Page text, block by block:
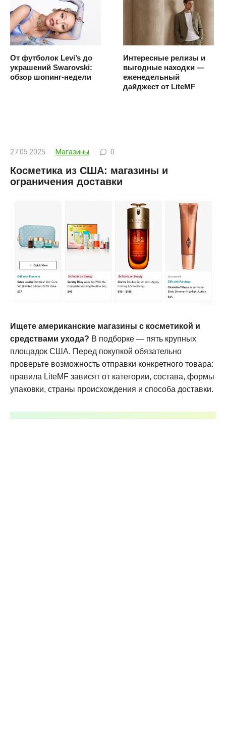
От футболок Levi’s до
украшений Swarovski:
обзор шопинг-недели
Интересные релизы и
выгодные находки —
еженедельный
дайджест от LiteMF
27.05.2025 Магазины 0
Косметика из США: магазины и
ограничения доставки
Ищете американские магазины с косметикой и
средствами ухода? В подборке — пять крупных
площадок США. Перед покупкой обязательно
проверьте возможность отправки конкретного товара:
правила LiteMF зависят от категории, состава, формы
упаковки, страны происхождения и способа доставки.